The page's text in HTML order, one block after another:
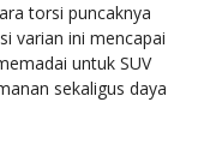
torsi puncaknya
varian ini mencapai
untuk SUV
sekaligus daya